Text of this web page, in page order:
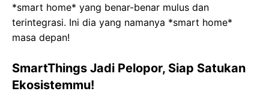
*smart home* yang benar-benar mulus dan
terintegrasi. Ini dia yang namanya *smart home*
masa depan!
SmartThings Jadi Pelopor, Siap Satukan
Ekosistemmu!